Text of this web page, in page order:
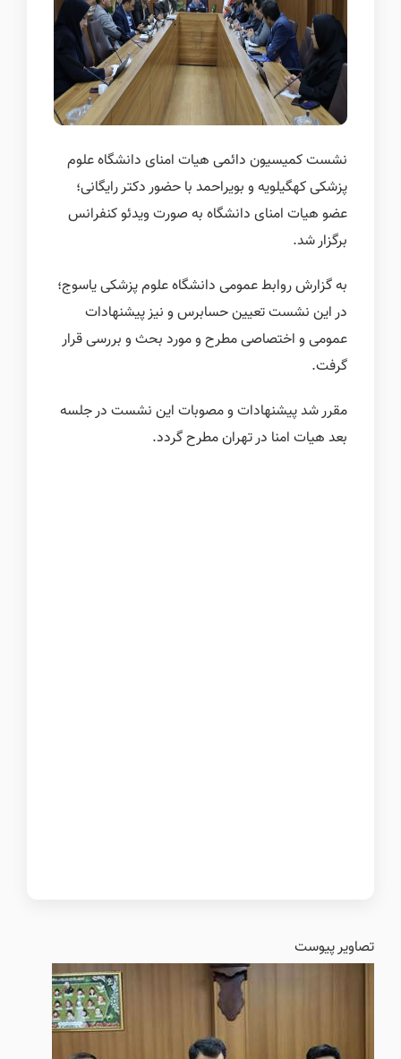
نشست کمیسیون دائمی هیات امنای دانشگاه علوم
پزشکی کهگیلویه و بویراحمد با حضور دکتر رایگانی؛
عضو هیات امنای دانشگاه به صورت ویدئو کنفرانس
برگزار شد.
به گزارش روابط عمومی دانشگاه علوم پزشکی یاسوج؛
در این نشست تعیین حسابرس و نیز پیشنهادات
عمومی و اختصاصی مطرح و مورد بحث و بررسی قرار
گرفت.
مقرر شد پیشنهادات و مصوبات این نشست در جلسه‌
بعد هیات امنا در تهران مطرح گردد.
تصاویر پیوست